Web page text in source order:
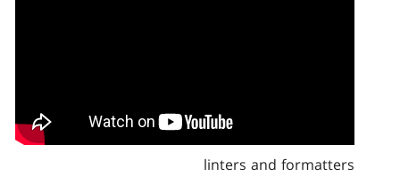
linters and formatters